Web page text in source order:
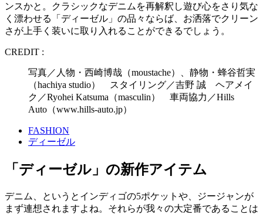
ンスかと。クラシックなデニムを再解釈し遊び心をさり気な
く漂わせる「ディーゼル」の品々ならば、お洒落でクリーン
さが上手く装いに取り入れることができるでしょう。
CREDIT :
写真／人物・西崎博哉（moustache）、静物・蜂谷哲実
（hachiya studio） スタイリング／吉野 誠 ヘアメイ
ク／Ryohei Katsuma（masculin） 車両協力／Hills
Auto（www.hills-auto.jp）
FASHION
ディーゼル
「ディーゼル」の新作アイテム
デニム、というとインディゴの5ポケットや、ジージャンが
まず連想されますよね。それらが我々の大定番であることは